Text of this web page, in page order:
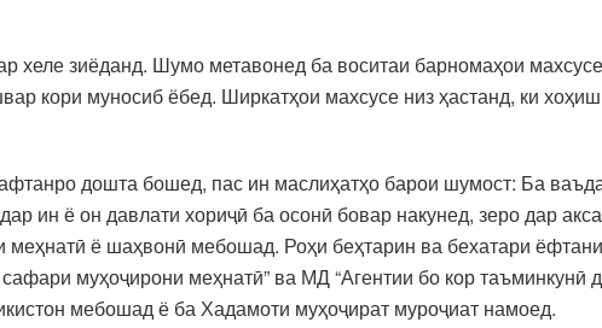
хеле зиёданд. Шумо метавонед ба воситаи барномаҳои
кори муносиб ёбед. Ширкатҳои махсусе низ ҳастанд, ки
дошта бошед, пас ин маслиҳатҳо барои шумост: Ба
ин ё он давлати хориҷӣ ба осонӣ бовар накунед, зеро дар
ё шаҳвонӣ мебошад. Роҳи беҳтарин ва бехатари
муҳоҷирони меҳнатӣ” ва МД “Агентии бо кор таъминкунӣ
мебошад ё ба Хадамоти муҳоҷират муроҷиат намоед.